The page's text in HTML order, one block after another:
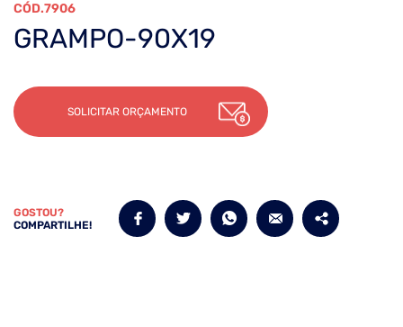
7906
GRAMPO-90X19
SOLICITAR ORÇAMENTO
GOSTOU?
COMPARTILHE!